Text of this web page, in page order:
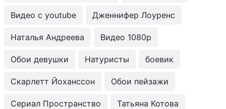
Видео с youtube Дженнифер Лоуренс
Наталья Андреева Видео 1080p
Обои девушки Натуристы боевик
Скарлетт Йоханссон Обои пейзажи
Сериал Пространство Татьяна Котова